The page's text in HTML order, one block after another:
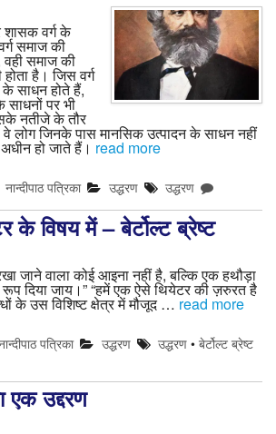
वर्ग के
समाज की
समाज की
है। जिस वर्ग
साधन होते हैं,
साधनों पर भी
नतीजे के तौर
लोग जिनके पास मानसिक उत्पादन के साधन नहीं
हो जाते हैं। read more
नान्दीपाठ पत्रिका उद्धरण उद्धरण
विषय में – बेर्टोल्ट ब्रेष्ट
जाने वाला कोई आइना नहीं है, बल्कि एक हथौड़ा
दिया जाय।” “हमें एक ऐसे थियेटर की ज़रुरत है
के उस विशिष्ट क्षेत्र में मौजूद … read more
पत्रिका उद्धरण उद्धरण• बेर्टोल्ट ब्रेष्ट
एक उद्दरण